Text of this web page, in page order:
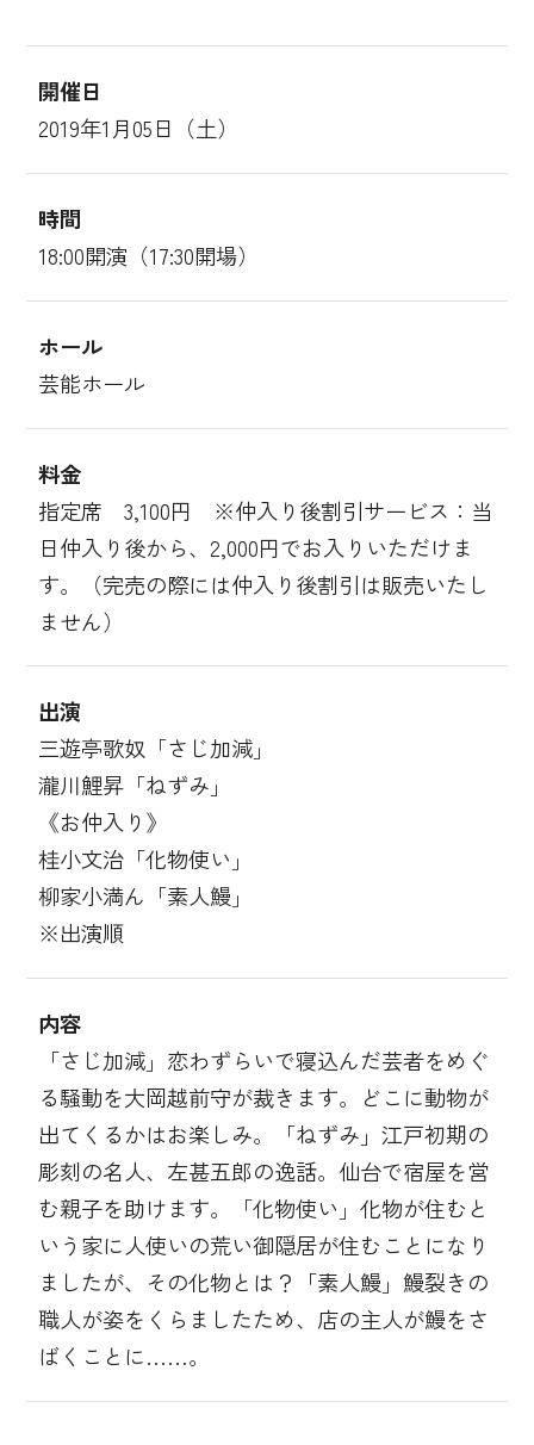
開催日
2019年1月05日（土）
時間
18:00開演（17:30開場）
ホール
芸能ホール
料金
指定席 3,100円 ※仲入り後割引サービス：当
日仲入り後から、2,000円でお入りいただけま
す。（完売の際には仲入り後割引は販売いたし
ません）
出演
三遊亭歌奴「さじ加減」
瀧川鯉昇「ねずみ」
《お仲入り》
桂小文治「化物使い」
柳家小満ん「素人鰻」
※出演順
内容
「さじ加減」恋わずらいで寝込んだ芸者をめぐ
る騒動を大岡越前守が裁きます。どこに動物が
出てくるかはお楽しみ。「ねずみ」江戸初期の
彫刻の名人、左甚五郎の逸話。仙台で宿屋を営
む親子を助けます。「化物使い」化物が住むと
いう家に人使いの荒い御隠居が住むことになり
ましたが、その化物とは？「素人鰻」鰻裂きの
職人が姿をくらましたため、店の主人が鰻をさ
ばくことに……。